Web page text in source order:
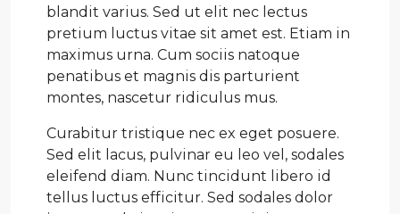
blandit varius. Sed ut elit nec lectus
pretium luctus vitae sit amet est. Etiam in
maximus urna. Cum sociis natoque
penatibus et magnis dis parturient
montes, nascetur ridiculus mus.
Curabitur tristique nec ex eget posuere.
Sed elit lacus, pulvinar eu leo vel, sodales
eleifend diam. Nunc tincidunt libero id
tellus luctus efficitur. Sed sodales dolor